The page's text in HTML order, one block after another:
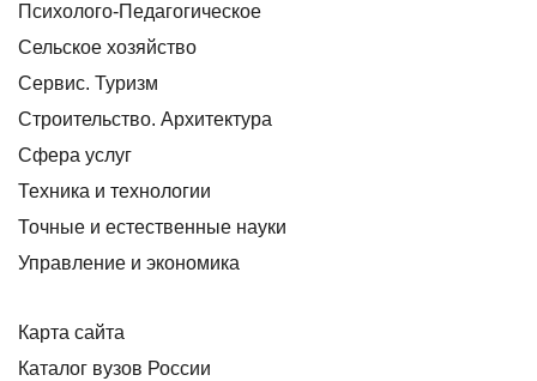
Психолого-Педагогическое
Сельское хозяйство
Сервис. Туризм
Строительство. Архитектура
Сфера услуг
Техника и технологии
Точные и естественные науки
Управление и экономика
Карта сайта
Каталог вузов России